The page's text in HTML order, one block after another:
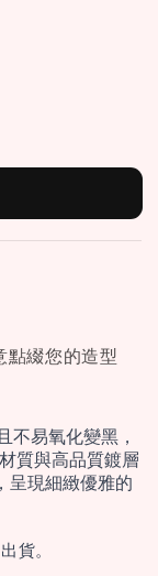
點綴您的造型
不易氧化變黑，
質與高品質鍍層
，呈現細緻優雅的
貨。